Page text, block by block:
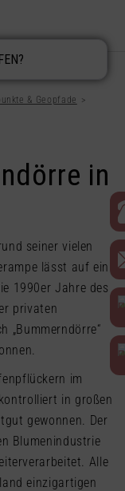
& Geopfade
in
seiner vielen
lässt auf ein
1990er Jahre des
privaten
„Bummerndörre“
im
in großen
gewonnen. Der
Blumenindustrie
Alle
einzigartigen